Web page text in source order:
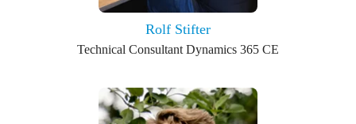
Rolf Stifter
Technical Consultant Dynamics 365 CE